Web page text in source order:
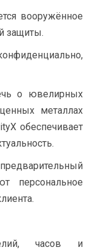
вооружённое
защиты.
о ювелирных
металлах
обеспечивает
персональное
часов и